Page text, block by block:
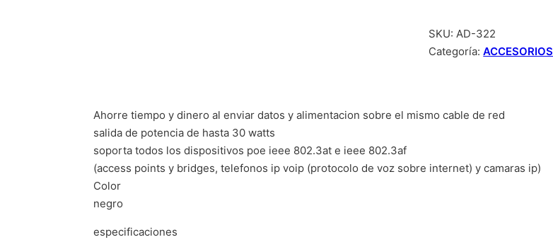
SKU:AD-322
Categoría:ACCESORIOS
Ahorre tiempo y dinero al enviar datos y alimentacion sobre el mismo cable de red
salida de potencia de hasta 30 watts
soporta todos los dispositivos poe ieee 802.3at e ieee 802.3af
(access points y bridges, telefonos ip voip (protocolo de voz sobre internet) y camaras ip)
Color
negro
especificaciones